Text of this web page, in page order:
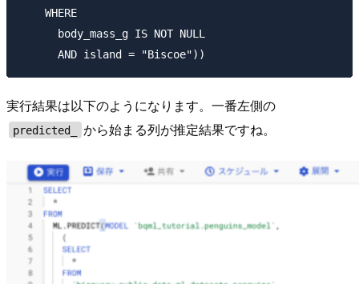
    WHERE
      body_mass_g IS NOT NULL
実行結果は以下のようになります。一番左側の
predicted_ から始まる列が推定結果ですね。